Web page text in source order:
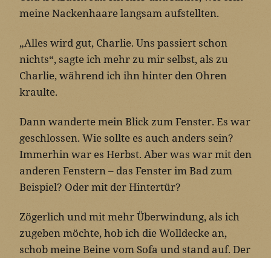
meine Nackenhaare langsam aufstellten.
„Alles wird gut, Charlie. Uns passiert schon
nichts“, sagte ich mehr zu mir selbst, als zu
Charlie, während ich ihn hinter den Ohren
kraulte.
Dann wanderte mein Blick zum Fenster. Es war
geschlossen. Wie sollte es auch anders sein?
Immerhin war es Herbst. Aber was war mit den
anderen Fenstern – das Fenster im Bad zum
Beispiel? Oder mit der Hintertür?
Zögerlich und mit mehr Überwindung, als ich
zugeben möchte, hob ich die Wolldecke an,
schob meine Beine vom Sofa und stand auf. Der